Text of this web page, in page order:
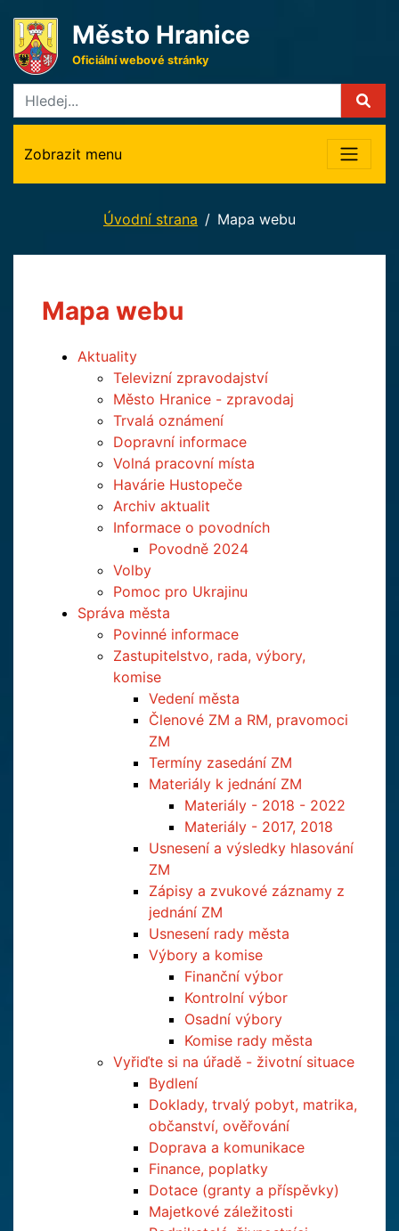
Město Hranice
Oficiální webové stránky
Zobrazit menu
Úvodní strana Mapa webu
Mapa webu
Aktuality
Televizní zpravodajství
Město Hranice - zpravodaj
Trvalá oznámení
Dopravní informace
Volná pracovní místa
Havárie Hustopeče
Archiv aktualit
Informace o povodních
Povodně 2024
Volby
Pomoc pro Ukrajinu
Správa města
Povinné informace
Zastupitelstvo, rada, výbory,
komise
Vedení města
Členové ZM a RM, pravomoci
ZM
Termíny zasedání ZM
Materiály k jednání ZM
Materiály - 2018 - 2022
Materiály - 2017, 2018
Usnesení a výsledky hlasování
ZM
Zápisy a zvukové záznamy z
jednání ZM
Usnesení rady města
Výbory a komise
Finanční výbor
Kontrolní výbor
Osadní výbory
Komise rady města
Vyřiďte si na úřadě - životní situace
Bydlení
Doklady, trvalý pobyt, matrika,
občanství, ověřování
Doprava a komunikace
Finance, poplatky
Dotace (granty a příspěvky)
Majetkové záležitosti